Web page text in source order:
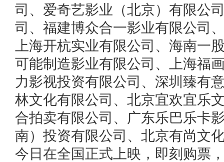
司、爱奇艺影业（北京）有限公
司、福建博众合一影业有限公司
上海开杭实业有限公司、海南一
可能制造影业有限公司、上海福
力影视投资有限公司、深圳臻有
林文化有限公司、北京宜欢宜乐
合拍卖有限公司、广东乐巴乐卡
南）投资有限公司、北京有尚文
今日在全国正式上映，即刻购票